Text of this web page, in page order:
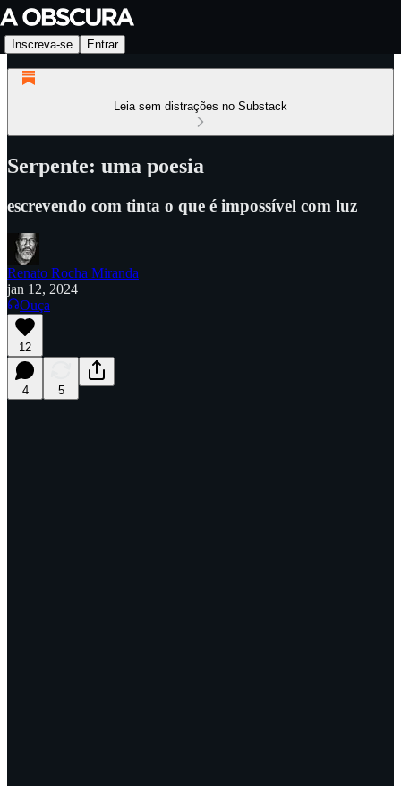
Inscreva-se Entrar
Leia sem distrações no Substack
Serpente: uma poesia
escrevendo com tinta o que é impossível com luz
Renato Rocha Miranda
jan 12, 2024
Ouça
12
4 5